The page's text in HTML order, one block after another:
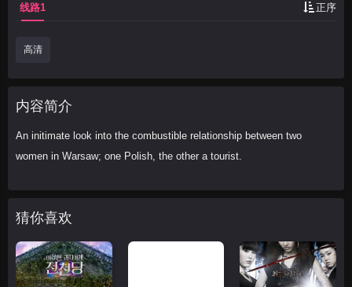
线路1 正序
高清
内容简介
An initimate look into the combustible relationship between two
women in Warsaw; one Polish, the other a tourist.
猜你喜欢